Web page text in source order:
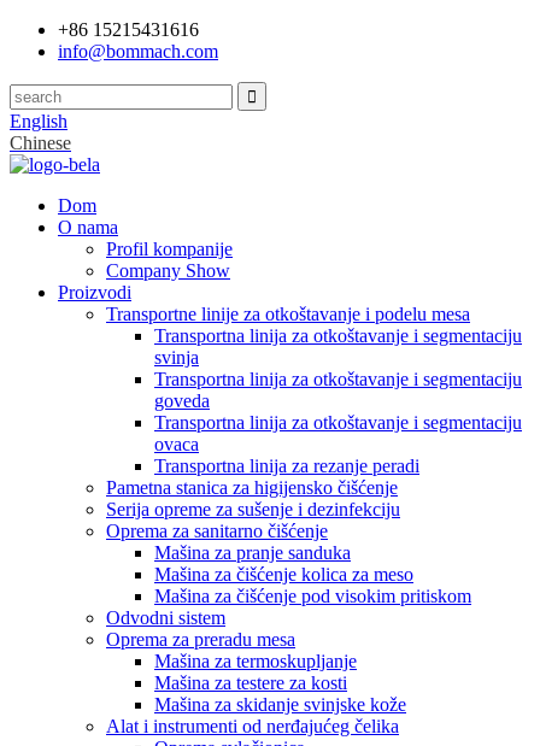
+86 15215431616
info@bommach.com
English
Chinese
Dom
O nama
Profil kompanije
Company Show
Proizvodi
Transportne linije za otkoštavanje i podelu mesa
Transportna linija za otkoštavanje i segmentaciju
svinja
Transportna linija za otkoštavanje i segmentaciju
goveda
Transportna linija za otkoštavanje i segmentaciju
ovaca
Transportna linija za rezanje peradi
Pametna stanica za higijensko čišćenje
Serija opreme za sušenje i dezinfekciju
Oprema za sanitarno čišćenje
Mašina za pranje sanduka
Mašina za čišćenje kolica za meso
Mašina za čišćenje pod visokim pritiskom
Odvodni sistem
Oprema za preradu mesa
Mašina za termoskupljanje
Mašina za testere za kosti
Mašina za skidanje svinjske kože
Alat i instrumenti od nerđajućeg čelika